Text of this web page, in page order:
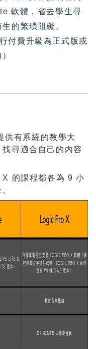
軟體，省去學生尋
的繁瑣阻礙。
付費升級為正式版或
有系統的教學大
尋適合自己的內容
的課程都各為 9 小